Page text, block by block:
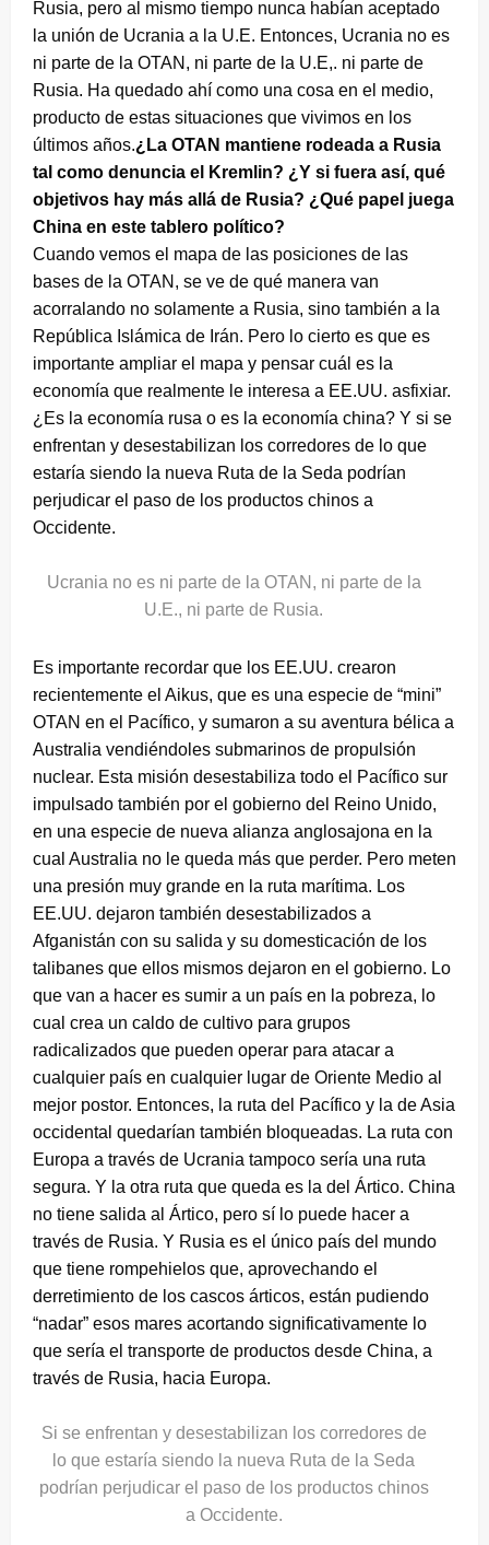
Rusia, pero al mismo tiempo nunca habían aceptado
la unión de Ucrania a la U.E. Entonces, Ucrania no es
ni parte de la OTAN, ni parte de la U.E,. ni parte de
Rusia. Ha quedado ahí como una cosa en el medio,
producto de estas situaciones que vivimos en los
últimos años.¿La OTAN mantiene rodeada a Rusia
tal como denuncia el Kremlin? ¿Y si fuera así, qué
objetivos hay más allá de Rusia? ¿Qué papel juega
China en este tablero político?
Cuando vemos el mapa de las posiciones de las
bases de la OTAN, se ve de qué manera van
acorralando no solamente a Rusia, sino también a la
República Islámica de Irán. Pero lo cierto es que es
importante ampliar el mapa y pensar cuál es la
economía que realmente le interesa a EE.UU. asfixiar.
¿Es la economía rusa o es la economía china? Y si se
enfrentan y desestabilizan los corredores de lo que
estaría siendo la nueva Ruta de la Seda podrían
perjudicar el paso de los productos chinos a
Occidente.
Ucrania no es ni parte de la OTAN, ni parte de la
U.E., ni parte de Rusia.
Es importante recordar que los EE.UU. crearon
recientemente el Aikus, que es una especie de “mini”
OTAN en el Pacífico, y sumaron a su aventura bélica a
Australia vendiéndoles submarinos de propulsión
nuclear. Esta misión desestabiliza todo el Pacífico sur
impulsado también por el gobierno del Reino Unido,
en una especie de nueva alianza anglosajona en la
cual Australia no le queda más que perder. Pero meten
una presión muy grande en la ruta marítima. Los
EE.UU. dejaron también desestabilizados a
Afganistán con su salida y su domesticación de los
talibanes que ellos mismos dejaron en el gobierno. Lo
que van a hacer es sumir a un país en la pobreza, lo
cual crea un caldo de cultivo para grupos
radicalizados que pueden operar para atacar a
cualquier país en cualquier lugar de Oriente Medio al
mejor postor. Entonces, la ruta del Pacífico y la de Asia
occidental quedarían también bloqueadas. La ruta con
Europa a través de Ucrania tampoco sería una ruta
segura. Y la otra ruta que queda es la del Ártico. China
no tiene salida al Ártico, pero sí lo puede hacer a
través de Rusia. Y Rusia es el único país del mundo
que tiene rompehielos que, aprovechando el
derretimiento de los cascos árticos, están pudiendo
“nadar” esos mares acortando significativamente lo
que sería el transporte de productos desde China, a
través de Rusia, hacia Europa.
Si se enfrentan y desestabilizan los corredores de
lo que estaría siendo la nueva Ruta de la Seda
podrían perjudicar el paso de los productos chinos
a Occidente.